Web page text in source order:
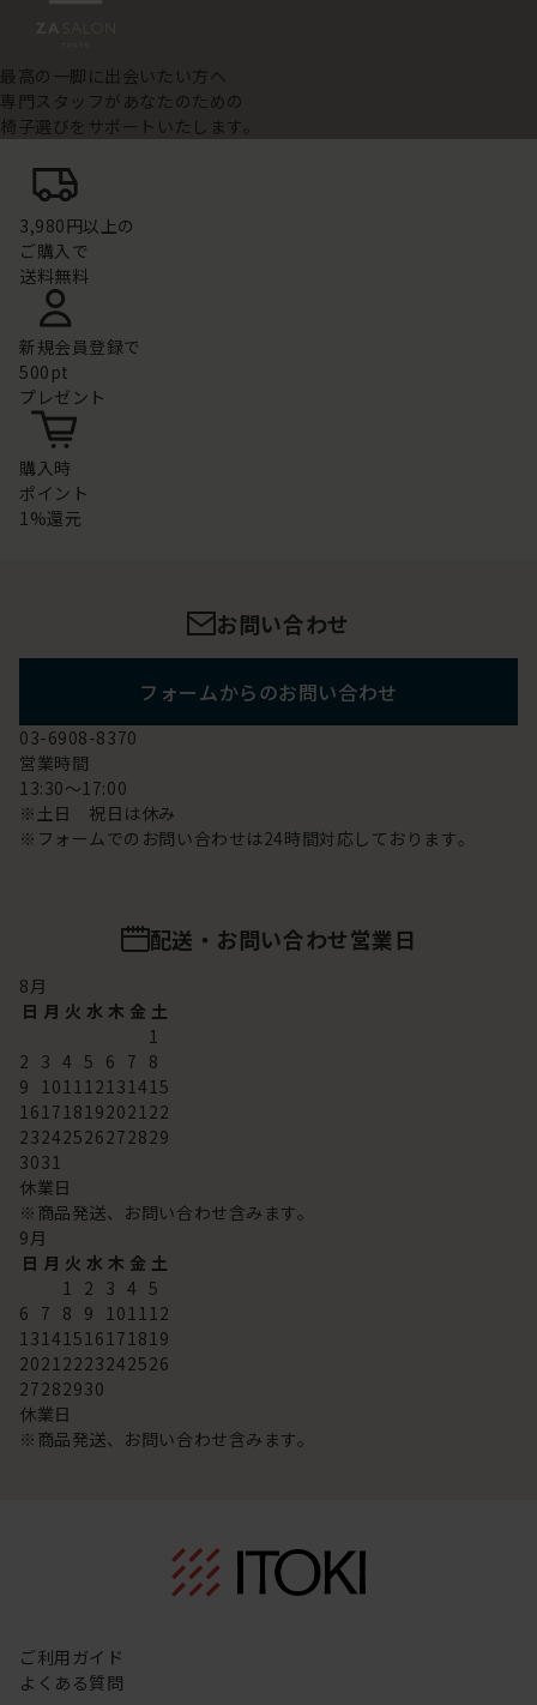
最高の一脚に出会いたい方へ
専門スタッフがあなたのための
椅子選びをサポートいたします。
3,980円以上の
ご購入で
送料無料
新規会員登録で
500pt
プレゼント
購入時
ポイント
1%還元
お問い合わせ
フォームからのお問い合わせ
03-6908-8370
営業時間
13:30～17:00
※土日 祝日は休み
※フォームでのお問い合わせは24時間対応しております。
配送・お問い合わせ営業日
8 月
日 月 火 水 木 金 土
1
2 3 4 5 6 7 8
9
10 11 12 13 14 15
16 17 18 192021 22
23242526272829
3031
休業日
※商品発送、お問い合わせ含みます。
9 月
日 月 火 水 木 金 土
1
2 3 4 5
6 7 8 9 10 11 12
13 14 15 16 17 18 19
2021 2223242526
27282930
休業日
※商品発送、お問い合わせ含みます。
ご利用ガイド
よくある質問